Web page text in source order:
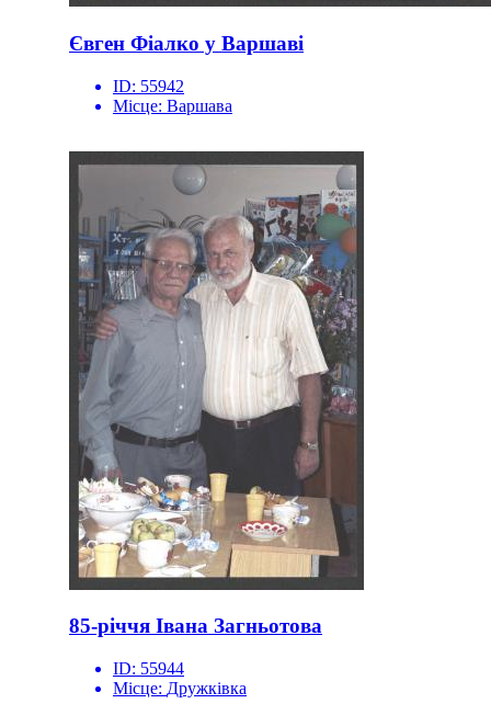
Євген Фіалко у Варшаві
ID: 55942
Місце: Варшава
85-річчя Івана Загньотова
ID: 55944
Місце: Дружківка